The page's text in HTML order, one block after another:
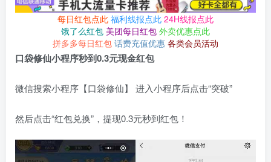
每日红包点此 福利线报点此 24H线报点此
饿了么红包 美团每日红包 外卖优惠点此
拼多多每日红包 话费充值优惠 各类会员活动
口袋修仙小程序秒到0.3元现金红包
微信搜索小程序【口袋修仙】 进入小程序后点击“突破”
然后点击“红包兑换”，提现0.3元秒到红包！